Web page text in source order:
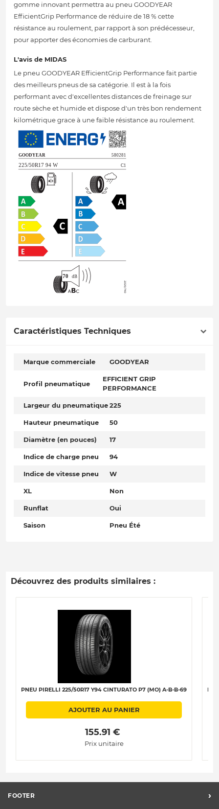
gomme innovant permettra au pneu GOODYEAR
EfficientGrip Performance de réduire de 18 % cette
résistance au roulement, par rapport à son prédécesseur,
pour apporter des économies de carburant.
L'avis de MIDAS
Le pneu GOODYEAR EfficientGrip Performance fait partie
des meilleurs pneus de sa catégorie. Il est à la fois
performant avec d'excellentes distances de freinage sur
route sèche et humide et dispose d'un très bon rendement
kilométrique grace à une faible résistance au roulement.
Caractéristiques Techniques
Marque commerciale GOODYEAR
Profil pneumatique
EFFICIENT GRIP
PERFORMANCE
Largeur du pneumatique225
Hauteur pneumatique 50
Diamètre (en pouces) 17
Indice de charge pneu 94
Indice de vitesse pneu W
XL Non
Runflat Oui
Saison Pneu Été
Découvrez des produits similaires :
PNEU PIRELLI 225/50R17 Y94 CINTURATO P7 (MO) A-B-B-69
AJOUTER AU PANIER
155.91 €
Prix unitaire
FOOTER ›